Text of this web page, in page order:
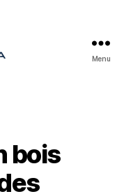
Menu
bois